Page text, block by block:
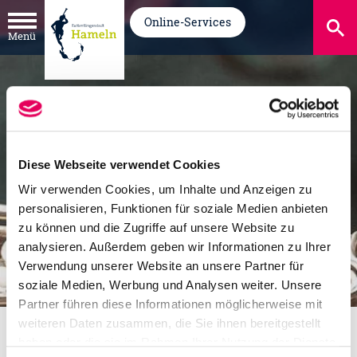
Diese Webseite verwendet Cookies
Wir verwenden Cookies, um Inhalte und Anzeigen zu
personalisieren, Funktionen für soziale Medien anbieten
zu können und die Zugriffe auf unsere Website zu
analysieren. Außerdem geben wir Informationen zu Ihrer
Verwendung unserer Website an unsere Partner für
soziale Medien, Werbung und Analysen weiter. Unsere
Partner führen diese Informationen möglicherweise mit
weiteren Daten zusammen, die Sie ihnen bereitgestellt
Menü
Online-Services